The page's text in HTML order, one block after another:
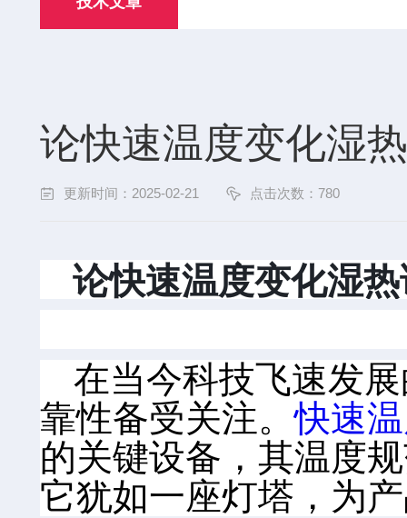
论快速温度变化湿
更新时间：2025-02-21 点击次数：780
论快速温度变化湿
在当今科技飞速发
靠性备受关注。快速
的关键设备，其温度
它犹如一座灯塔，为